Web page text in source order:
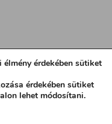
érdekében sütiket
érdekében sütiket
lehet módosítani.